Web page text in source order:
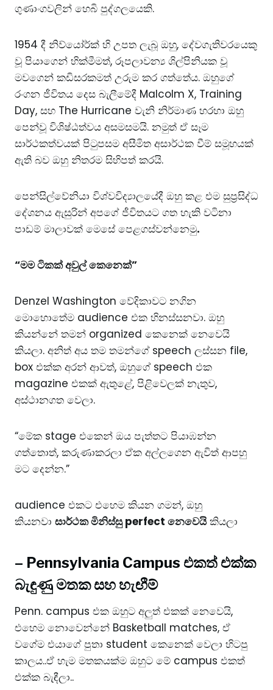
ගුණාංගවලින් හෙබි පුද්ගලයෙකි.
1954 දී නිව්යෝර්ක් හි උපත ලැබූ ඔහු, දේවගැතිවරයෙකු
වූ පියාගෙන් හික්මීමත්, රූපලාවන්‍ය ශිල්පිනියක වූ
මවගෙන් කඩිසරකමත් උරුම කර ගත්තේය. ඔහුගේ
රංගන ජීවිතය දෙස බැලීමේදී Malcolm X, Training
Day, සහ The Hurricane වැනි නිර්මාණ හරහා ඔහු
පෙන්වූ විශිෂ්ඨත්වය අසමසමයි. නමුත් ඒ සෑම
සාර්ථකත්වයක් පිටුපසම අසීමිත අසාර්ථක වීම් සමූහයක්
ඇති බව ඔහු නිතරම සිහිපත් කරයි.
පෙන්සිල්වේනියා විශ්වවිද්‍යාලයේදී ඔහු කළ එම සුප්‍රසිද්ධ
දේශනය ඇසුරින් අපගේ ජීවිතයට ගත හැකි වටිනා
පාඩම් මාලාවක් මෙසේ පෙළගස්වන්නෙමු.
“මම ටිකක් අවුල් කෙනෙක්”
Denzel Washington වේදිකාවට නගින
මොහොතේම audience එක හිනස්සනවා. ඔහු
කියන්නේ තමන් organized කෙනෙක් නෙවෙයි
කියලා. අනිත් අය තම තමන්ගේ speech ලස්සන file,
box එක්ක අරන් ආවත්, ඔහුගේ speech එක
magazine එකක් ඇතුළේ, පිළිවෙලක් නැතුව,
අස්ථානගත වෙලා.
“මේක stage එකෙන් ඔය පැත්තට පියාඹන්න
ගත්තොත්, කරුණාකරලා ඒක අල්ලගෙන ඇවිත් ආපහු
මට දෙන්න.”
audience එකට එහෙම කියන ගමන්, ඔහු
කියනවා සාර්ථක මිනිස්සු perfect නෙවෙයිකියලා
– Pennsylvania Campus එකත් එක්ක
බැඳුණු මතක සහ හැඟීම්
Penn. campus එක ඔහුට අලුත් එකක් නෙවෙයි,
එහෙම නොවෙන්නේ Basketball matches, ඒ
වගේම එයාගේ පුතා student කෙනෙක් වෙලා හිටපු
කාලය..ඒ හැම මතකයක්ම ඔහුට මේ campus එකත්
එක්ක බැඳීලා..